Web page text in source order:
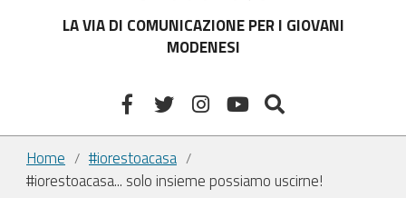
LA VIA DI COMUNICAZIONE PER I GIOVANI
MODENESI
Home / #iorestoacasa /
#iorestoacasa... solo insieme possiamo uscirne!